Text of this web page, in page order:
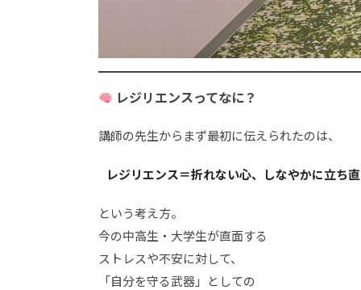
レジリエンスってなに？
講師の先生からまず最初に伝えられたのは、
レジリエンス＝折れない心、しなやかに立ち
という考え方。
今の中高生・大学生が直面する
ストレスや不安に対して、
「自分を守る武器」としての